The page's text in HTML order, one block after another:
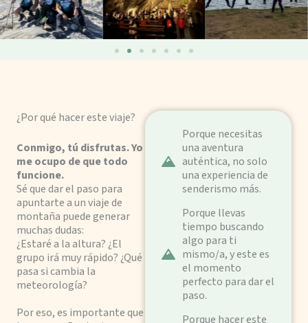
¿Por qué hacer este viaje?
Conmigo, tú disfrutas. Yo
me ocupo de que todo
funcione.
Sé que dar el paso para
apuntarte a un viaje de
montaña puede generar
muchas dudas:
¿Estaré a la altura? ¿El
grupo irá muy rápido? ¿Qué
pasa si cambia la
meteorología?
Por eso, es importante que
Porque necesitas
una aventura
auténtica, no solo
una experiencia de
senderismo más.
Porque llevas
tiempo buscando
algo para ti
mismo/a, y este es
el momento
perfecto para dar el
paso.
Porque hacer este